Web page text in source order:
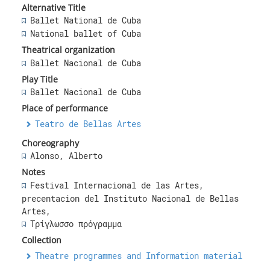
Alternative Title
Ballet National de Cuba
National ballet of Cuba
Theatrical organization
Ballet Nacional de Cuba
Play Title
Ballet Nacional de Cuba
Place of performance
Teatro de Bellas Artes
Choreography
Alonso, Alberto
Notes
Festival Internacional de las Artes,
precentacion del Instituto Nacional de Bellas
Artes,
Τρίγλωσσο πρόγραμμα
Collection
Theatre programmes and Information material